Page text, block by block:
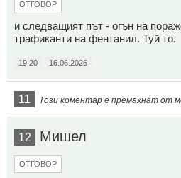
ОТГОВОР
и следващият път - огън на
трафиканти на фентанил. Туй то.
19:20 16.06.2026
11 Този коментар е премахнат от
12 Мишел
ОТГОВОР